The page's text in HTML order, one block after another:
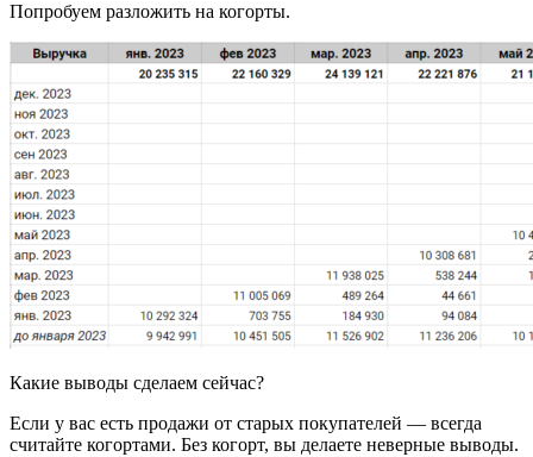
Попробуем разложить на когорты.
Какие выводы сделаем сейчас?
Если у вас есть продажи от старых покупателей — всегда
считайте когортами. Без когорт, вы делаете неверные выводы.